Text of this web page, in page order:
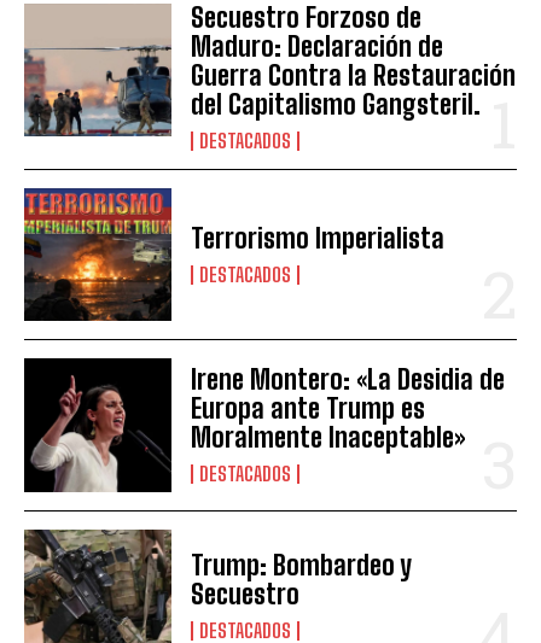
Secuestro Forzoso de
Maduro: Declaración de
Guerra Contra la Restauración
del Capitalismo Gangsteril.
DESTACADOS
Terrorismo Imperialista
DESTACADOS
Irene Montero: «La Desidia de
Europa ante Trump es
Moralmente Inaceptable»
DESTACADOS
Trump: Bombardeo y
Secuestro
DESTACADOS